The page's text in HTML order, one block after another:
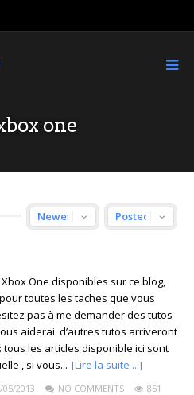
one
One disponibles sur ce blog,
toutes les taches que vous
pas à me demander des tutos
aiderai. d’autres tutos arriveront
les articles disponible ici sont
, si vous... [Lire la suite ...]
05/2013 NO COMMENTS
851